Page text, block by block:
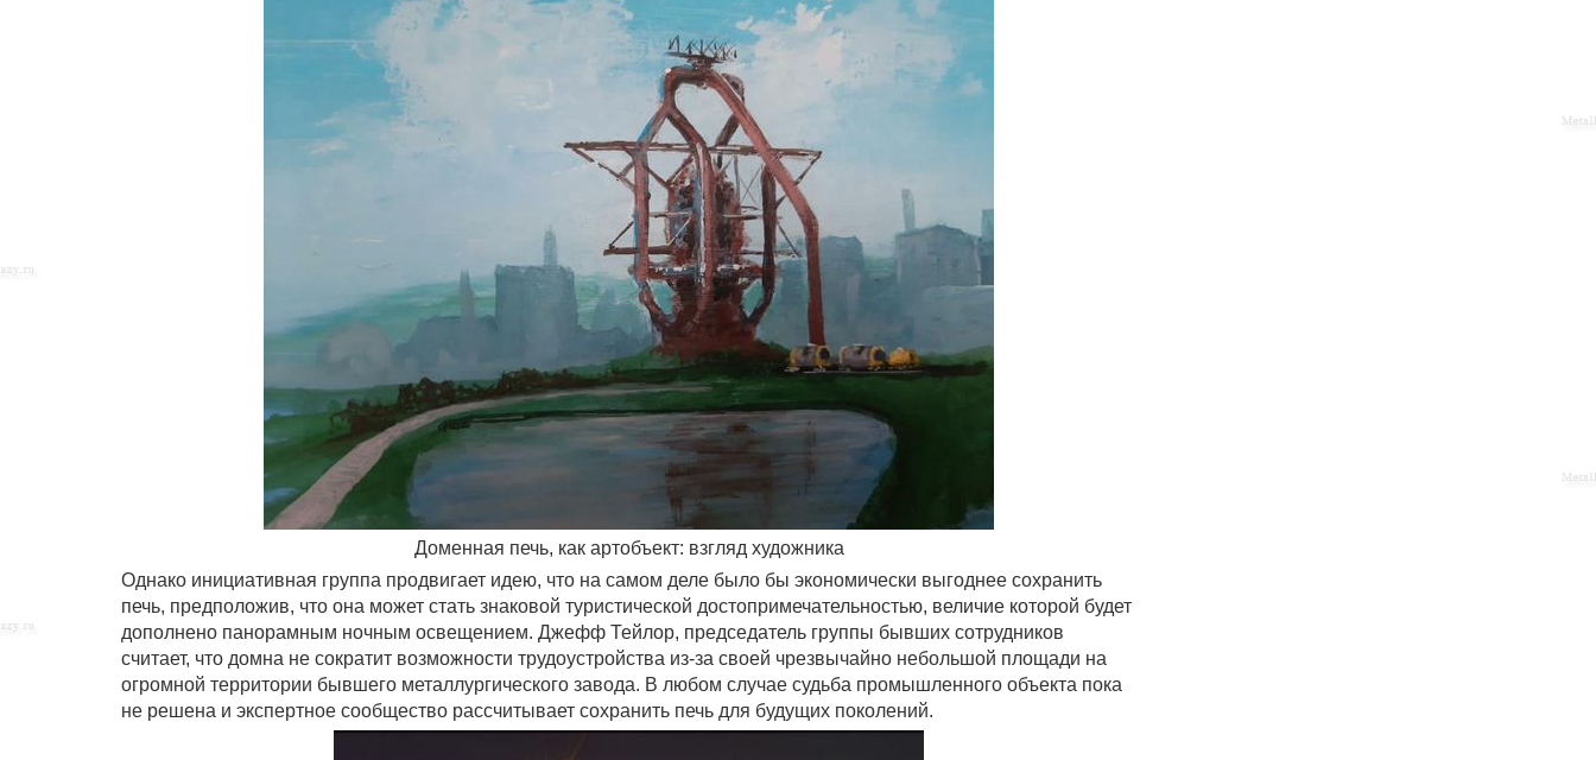
Доменная печь, как артобъект: взгляд художника
Однако инициативная группа продвигает идею, что на самом деле было бы экономически выгоднее сохранить
печь, предположив, что она может стать знаковой туристической достопримечательностью, величие которой будет
дополнено панорамным ночным освещением. Джефф Тейлор, председатель группы бывших сотрудников
считает, что домна не сократит возможности трудоустройства из-за своей чрезвычайно небольшой площади на
огромной территории бывшего металлургического завода. В любом случае судьба промышленного объекта пока
не решена и экспертное сообщество рассчитывает сохранить печь для будущих поколений.